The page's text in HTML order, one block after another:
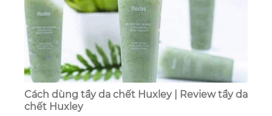
Cách dùng tẩy da chết Huxley | Review tẩy da
chết Huxley